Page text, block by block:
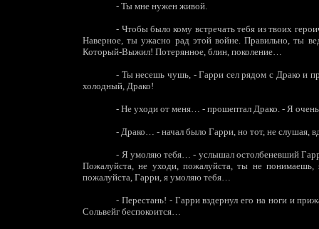
- Ты мне нужен живой.
- Чтобы было кому встречать тебя из твоих
Наверное, ты ужасно рад этой войне. Правильно, ты
Который-Выжил! Потерянное, блин, поколение…
- Ты несешь чушь, - Гарри сел рядом с Драко и
холодный, Драко!
- Не уходи от меня… - прошептал Драко. - Я
- Драко… - начал было Гарри, но тот, не слушая,
- Я умоляю тебя… - услышал остолбеневший
Пожалуйста, не уходи, пожалуйста, ты не
пожалуйста, Гарри, я умоляю тебя…
- Перестань! - Гарри вздернул его на ноги и
Сольвейг беспокоится…